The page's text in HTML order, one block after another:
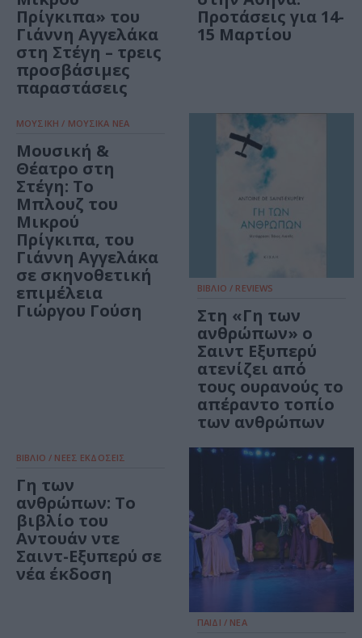
Πρίγκιπα» του
Γιάννη Αγγελάκα
στη Στέγη – τρεις
προσβάσιμες
παραστάσεις
Προτάσεις για 14-
15 Μαρτίου
ΜΟΥΣΙΚΗ / ΜΟΥΣΙΚΑ ΝΕΑ
Μουσική &
Θέατρο στη
Στέγη: Το
Μπλουζ του
Μικρού
Πρίγκιπα, του
Γιάννη Αγγελάκα
σε σκηνοθετική
επιμέλεια
Γιώργου Γούση
ΒΙΒΛΙΟ / REVIEWS
Στη «Γη των
ανθρώπων» ο
Σαιντ Εξυπερύ
ατενίζει από
τους ουρανούς το
απέραντο τοπίο
των ανθρώπων
ΒΙΒΛΙΟ / ΝΕΕΣ ΕΚΔΟΣΕΙΣ
Γη των
ανθρώπων: Το
βιβλίο του
Αντουάν ντε
Σαιντ-Εξυπερύ σε
νέα έκδοση
ΠΑΙΔΙ / ΝΕΑ